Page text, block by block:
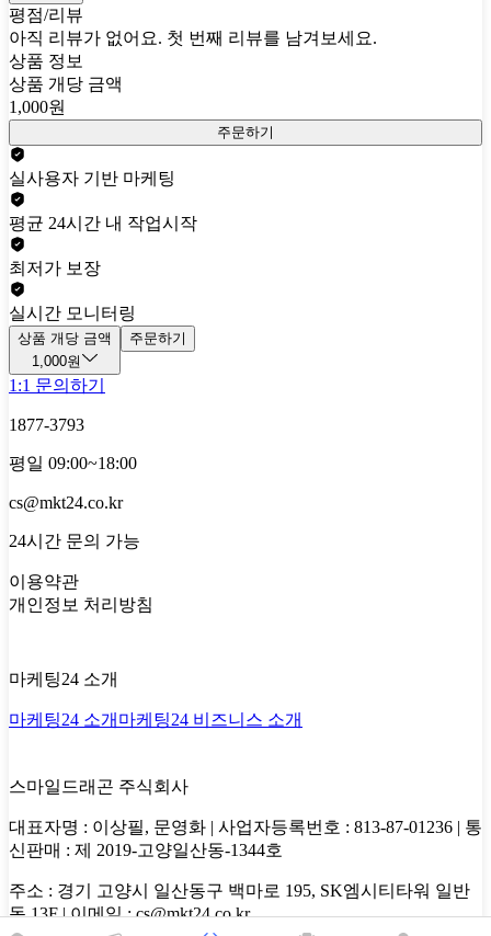
평점/리뷰
아직 리뷰가 없어요. 첫 번째 리뷰를 남겨보세요.
상품 정보
상품 개당 금액
1,000원
주문하기
실사용자 기반 마케팅
평균 24시간 내 작업시작
최저가 보장
실시간 모니터링
상품 개당 금액
1,000원
주문하기
1:1 문의하기
1877-3793
평일 09:00~18:00
cs@mkt24.co.kr
24시간 문의 가능
이용약관
개인정보 처리방침
마케팅24 소개
마케팅24 소개 마케팅24 비즈니스 소개
스마일드래곤 주식회사
대표자명 : 이상필, 문영화 | 사업자등록번호 : 813-87-01236 | 통
신판매 : 제 2019-고양일산동-1344호
주소 : 경기 고양시 일산동구 백마로 195, SK엠시티타워 일반
동 13F | 이메일 : cs@mkt24.co.kr